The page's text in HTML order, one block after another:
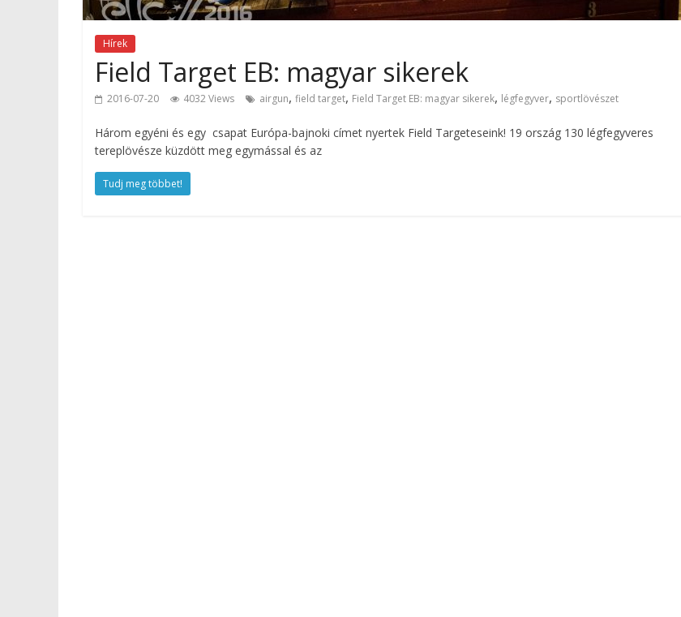
Hírek
Field Target EB: magyar sikerek
2016-07-20 4032 Views airgun, field target, Field Target EB: magyar sikerek, légfegyver, sportlövészet
Három egyéni és egy csapat Európa-bajnoki címet nyertek Field Targeteseink! 19 ország 130 légfegyveres
tereplövésze küzdött meg egymással és az
Tudj meg többet!